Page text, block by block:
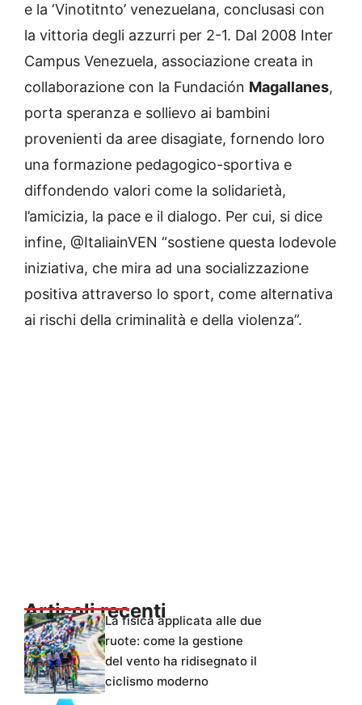
e la ‘Vinotitnto’ venezuelana, conclusasi con
la vittoria degli azzurri per 2-1. Dal 2008 Inter
Campus Venezuela, associazione creata in
collaborazione con la Fundación Magallanes,
porta speranza e sollievo ai bambini
provenienti da aree disagiate, fornendo loro
una formazione pedagogico-sportiva e
diffondendo valori come la solidarietà,
l’amicizia, la pace e il dialogo. Per cui, si dice
infine, @ItaliainVEN “sostiene questa lodevole
iniziativa, che mira ad una socializzazione
positiva attraverso lo sport, come alternativa
ai rischi della criminalità e della violenza”.
Articoli recentiLa fisica applicata alle due
ruote: come la gestione
del vento ha ridisegnato il
ciclismo moderno